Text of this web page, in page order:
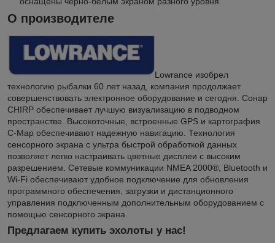
О производителе
Lowrance изобрел
технологию рыбалки 60 лет назад, компания продолжает
совершенствовать электронное оборудование и сегодня. Сонар
CHIRP обеспечивает лучшую визуализацию в подводном
пространстве. Высокоточные, встроенные GPS и картография
C-Map обеспечивают надежную навигацию. Технология
сенсорного экрана с ультра быстрой обработкой данных
позволяет легко настраивать цветные дисплеи с высоким
разрешением. Сетевые коммуникации NMEA 2000®, Bluetooth и
Wi-Fi обеспечивают удобное подключение для обновления
программного обеспечения, загрузки и дистанционного
управления подключенным дополнительным оборудованием с
помощью сенсорного экрана.
Предлагаем купить эхолоты у нас!